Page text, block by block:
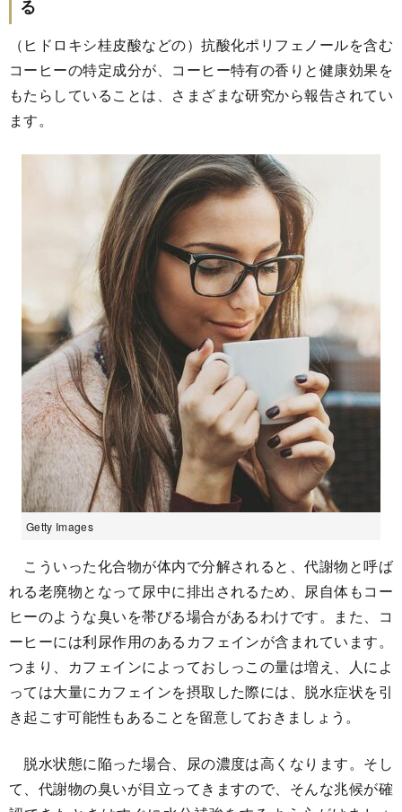
る
（ヒドロキシ桂皮酸などの）抗酸化ポリフェノールを含む
コーヒーの特定成分が、コーヒー特有の香りと健康効果を
もたらしていることは、さまざまな研究から報告されてい
ます。
Getty Images
こういった化合物が体内で分解されると、代謝物と呼ば
れる老廃物となって尿中に排出されるため、尿自体もコー
ヒーのような臭いを帯びる場合があるわけです。また、コ
ーヒーには利尿作用のあるカフェインが含まれています。
つまり、カフェインによっておしっこの量は増え、人によ
っては大量にカフェインを摂取した際には、脱水症状を引
き起こす可能性もあることを留意しておきましょう。
脱水状態に陥った場合、尿の濃度は高くなります。そし
て、代謝物の臭いが目立ってきますので、そんな兆候が確